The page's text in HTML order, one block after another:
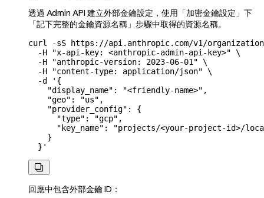
透過 Admin API 建立外部金鑰設定，使用「加密金鑰設定」下
「記下完整的金鑰資源名稱」步驟中取得的資源名稱。
curl -sS https://api.anthropic.com/v1/
  -H
"x-api-key: <anthropic-admin-api-key>" \
  -H
"anthropic-version: 2023-06-01" \
  -H
"content-type: application/json" \
  -d
'{
    "display_name": "<friendly-name>",
    "geo": "us",
    "provider_config": {
      "type": "gcp",
"key_name": "projects/<your-project-id>/
    }
  }'

回應中包含外部金鑰 ID：